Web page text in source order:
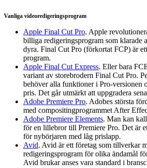
Vanliga videoredigeringsprogram
Apple Final Cut Pro. Apple
billiga redigeringsprogram som klarade
dyra. Final Cut Pro (förkortat FCP) är
program.
Apple Final Cut Express. Eller bara
variant av storebrodern Final Cut Pro.
behöver alla funktioner i Pro-versionen
pris. Det går utmärkt att uppgradera
Adobe Premiere Pro. Adobes största
med compositingprogrammet After
Adobe Premiere Elements. Man kan
för en lillebror till Premiere Pro. Det är
för nybörjaren med låg prislapp.
Avid. Avid är ett företag som tillverkar
redigeringsprogram för olika ändamål
Avid brukar anses vara standard i